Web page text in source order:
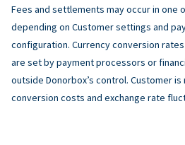
Fees and settlements may occur in one
depending on Customer settings and
configuration. Currency conversion
are set by payment processors or
outside Donorbox’s control. Customer
conversion costs and exchange rate